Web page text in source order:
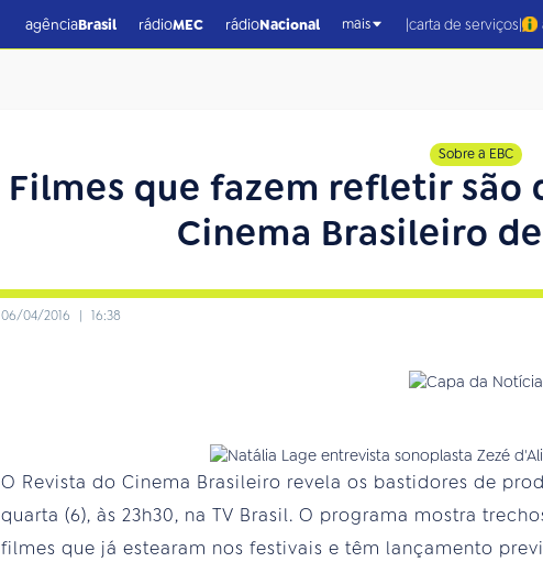
agênciaBrasil rádioMEC rádioNacional mais |carta de serviços|
Sobre a EBC
Filmes que fazem refletir são
Cinema Brasileiro
06/04/2016 | 16:38
O Revista do Cinema Brasileiro revela os bastidores de
quarta (6), às 23h30, na TV Brasil. O programa mostra
filmes que já estearam nos festivais e têm lançamento